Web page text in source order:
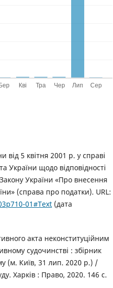
від 5 квітня 2001 р. у справі
України щодо відповідності
України «Про внесення
(справа про податки). URL:
01#Text (дата
акта неконституційним
судочинстві : збірник
(м. Київ, 31 лип. 2020 р.) /
Харків : Право, 2020. 146 с.